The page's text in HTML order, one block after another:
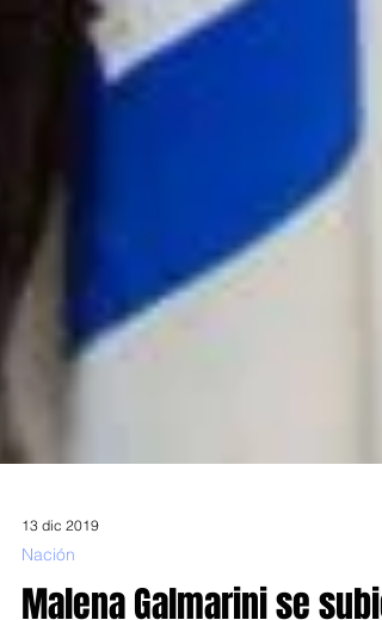
Nación